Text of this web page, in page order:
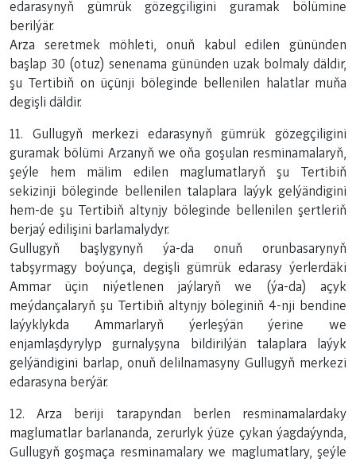
edarasynyň gümrük gözegçiligini guramak bölümine
berilýär.
Arza seretmek möhleti, onuň kabul edilen gününden
başlap 30 (otuz) senenama gününden uzak bolmaly däldir,
şu Tertibiň on üçünji böleginde bellenilen halatlar muňa
degişli däldir.
11. Gullugyň merkezi edarasynyň gümrük gözegçiligini
guramak bölümi Arzanyň we oňa goşulan resminamalaryň,
şeýle hem mälim edilen maglumatlaryň şu Tertibiň
sekizinji böleginde bellenilen talaplara laýyk gelýändigini
hem-de şu Tertibiň altynjy böleginde bellenilen şertleriň
berjaý edilişini barlamalydyr.
Gullugyň başlygynyň ýa-da onuň orunbasarynyň
tabşyrmagy boýunça, degişli gümrük edarasy ýerlerdäki
Ammar üçin niýetlenen jaýlaryň we (ýa-da) açyk
meýdançalaryň şu Tertibiň altynjy böleginiň 4-nji bendine
laýyklykda Ammarlaryň ýerleşýän ýerine we
enjamlaşdyrylyp gurnalyşyna bildirilýän talaplara laýyk
gelýändigini barlap, onuň delilnamasyny Gullugyň merkezi
edarasyna berýär.
12. Arza beriji tarapyndan berlen resminamalardaky
maglumatlar barlananda, zerurlyk ýüze çykan ýagdaýynda,
Gullugyň goşmaça resminamalary we maglumatlary, şeýle